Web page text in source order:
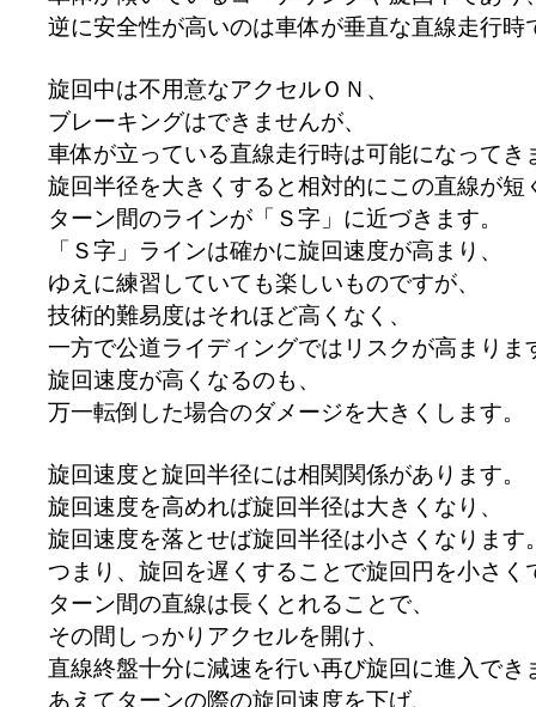
逆に安全性が高いのは車体が垂直な直線走行時
旋回中は不用意なアクセルＯＮ、
ブレーキングはできませんが、
車体が立っている直線走行時は可能になってき
旋回半径を大きくすると相対的にこの直線が短
ターン間のラインが「Ｓ字」に近づきます。
「Ｓ字」ラインは確かに旋回速度が高まり、
ゆえに練習していても楽しいものですが、
技術的難易度はそれほど高くなく、
一方で公道ライディングではリスクが高まりま
旋回速度が高くなるのも、
万一転倒した場合のダメージを大きくします。
旋回速度と旋回半径には相関関係があります。
旋回速度を高めれば旋回半径は大きくなり、
旋回速度を落とせば旋回半径は小さくなります
つまり、旋回を遅くすることで旋回円を小さく
ターン間の直線は長くとれることで、
その間しっかりアクセルを開け、
直線終盤十分に減速を行い再び旋回に進入でき
あえてターンの際の旋回速度を下げ、